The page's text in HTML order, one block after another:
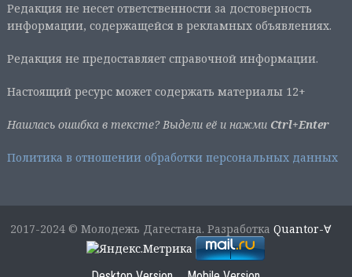
Редакция не несет ответственности за достоверность
информации, содержащейся в рекламных объявлениях.
Редакция не предоставляет справочной информации.
Настоящий ресурс может содержать материалы 12+
Нашлась ошибка в тексте? Выдели её и нажми Ctrl+Enter
Политика в отношении обработки персональных данных
2017-2024 © Молодежь Дагестана. РазработкаQuantor-∀